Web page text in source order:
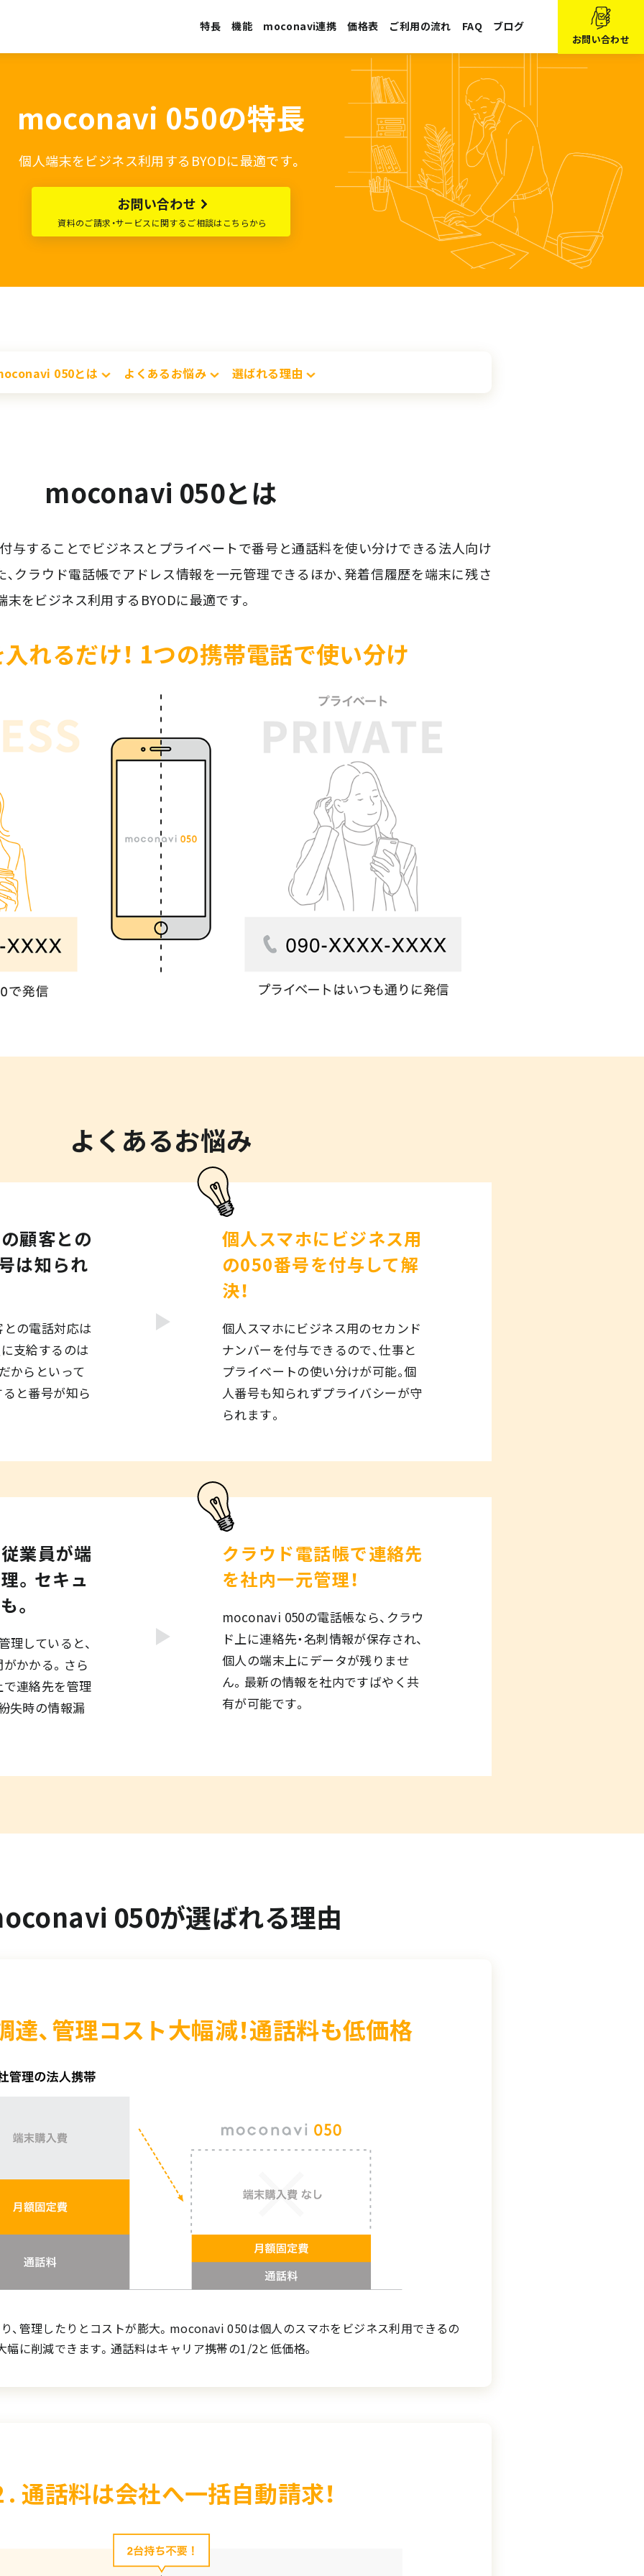
特長 機能 moconavi連携 価格表 ご利用の流れ FAQ ブログ
お問い合わせ
moconavi 050の特長
個人端末をビジネス利用するBYODに最適です。
お問い合わせ
資料のご請求・サービスに関するご相談はこちらから
050とは よくあるお悩み 選ばれる理由
moconavi 050とは
与することでビジネスとプライベートで番号と通話料を使い分けできる法人向け
クラウド電話帳でアドレス情報を一元管理できるほか､発着信履歴を端末に残さ
をビジネス利用するBYODに最適です｡
れるだけ！ 1つの携帯電話で使い分け
よくあるお悩み
顧客との
は知られ
の電話対応は
支給するのは
からといって
と番号が知ら
個人スマホにビジネス用
の050番号を付与して解
決！
個人スマホにビジネス用のセカンド
ナンバーを付与できるので、仕事と
プライベートの使い分けが可能｡個
人番号も知られずプライバシーが守
られます｡
業員が端
。セキュ
。
理していると、
かかる。さら
連絡先を管理
失時の情報漏
クラウド電話帳で連絡先
を社内一元管理！
moconavi 050の電話帳なら、クラウ
ド上に連絡先・名刺情報が保存され、
個人の端末上にデータが残りませ
ん。最新の情報を社内ですばやく共
有が可能です。
050が選ばれる理由
達、管理コスト大幅減！通話料も低価格
、管理したりとコストが膨大。moconavi 050は個人のスマホをビジネス利用できるの
幅に削減できます。通話料はキャリア携帯の1/2と低価格｡
. 通話料は会社へ一括自動請求！